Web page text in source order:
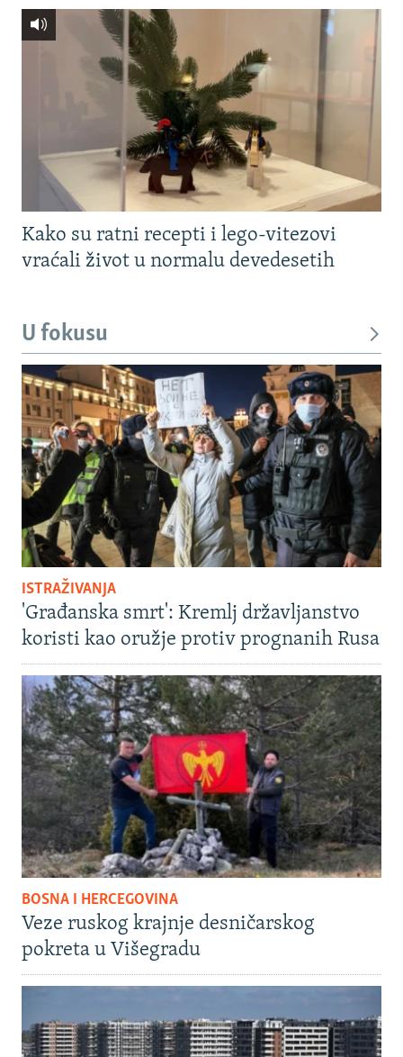
Kako su ratni recepti i lego-vitezovi
vraćali život u normalu devedesetih
U fokusu
ISTRAŽIVANJA
'Građanska smrt': Kremlj državljanstvo
koristi kao oružje protiv prognanih Rusa
BOSNA I HERCEGOVINA
Veze ruskog krajnje desničarskog
pokreta u Višegradu